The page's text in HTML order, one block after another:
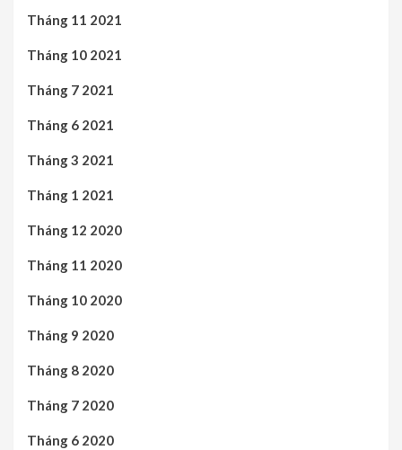
Tháng 11 2021
Tháng 10 2021
Tháng 7 2021
Tháng 6 2021
Tháng 3 2021
Tháng 1 2021
Tháng 12 2020
Tháng 11 2020
Tháng 10 2020
Tháng 9 2020
Tháng 8 2020
Tháng 7 2020
Tháng 6 2020